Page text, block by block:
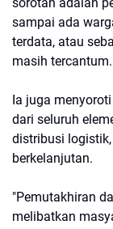
sorotan adalah
sampai ada
terdata, atau
masih tercantum.
Ia juga
dari seluruh
distribusi
berkelanjutan.
"Pemutakhiran
melibatkan